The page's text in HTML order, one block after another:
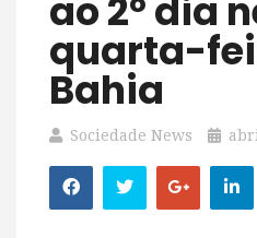
ao 2º dia
quarta-
Bahia
Sociedade News